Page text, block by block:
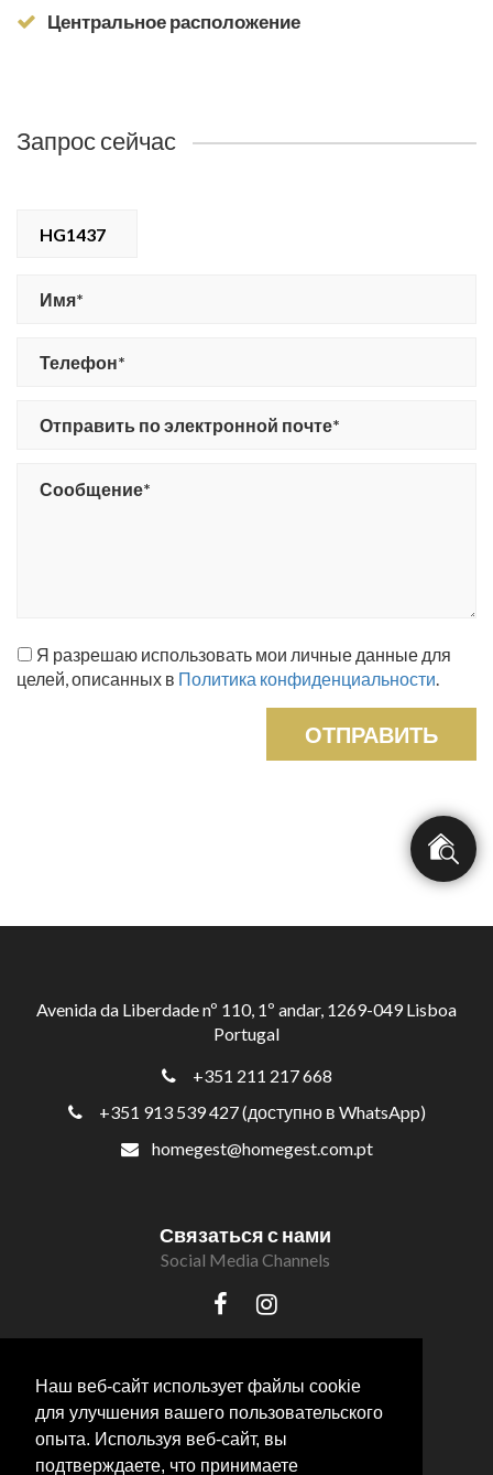
Наш веб-сайт использует файлы cookie
для улучшения вашего пользовательского
опыта. Используя веб-сайт, вы
подтверждаете, что принимаете
Центральное расположение
Запрос сейчас
HG1437
Я разрешаю использовать мои личные данные для
целей, описанных в Политика конфиденциальности
ОТПРАВИТЬ
Avenida da Liberdade nº 110, 1º andar, 1269-049 Lisboa
Portugal
+351 211 217 668
+351 913 539 427 (доступно в WhatsApp)
homegest@homegest.com.pt
Связаться с нами
Social Media Channels